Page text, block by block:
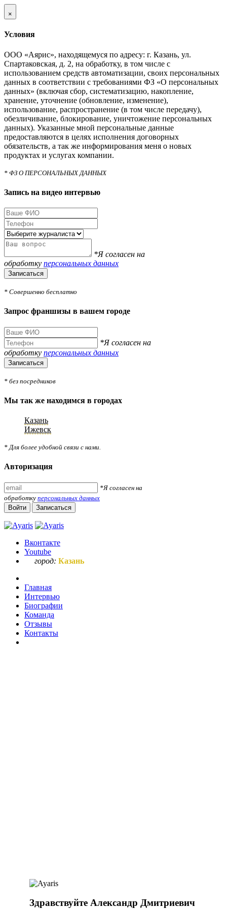
×
Условия
ООО «Аярис», находящемуся по адресу: г. Казань, ул.
Спартаковская, д. 2, на обработку, в том числе с
использованием средств автоматизации, своих персональных
данных в соответствии с требованиями ФЗ «О персональных
данных» (включая сбор, систематизацию, накопление,
хранение, уточнение (обновление, изменение),
использование, распространение (в том числе передачу),
обезличивание, блокирование, уничтожение персональных
данных). Указанные мной персональные данные
предоставляются в целях исполнения договорных
обязательств, а так же информирования меня о новых
продуктах и услугах компании.
* ФЗ О ПЕРСОНАЛЬНЫХ ДАННЫХ
Запись на видео интервью
*Я согласен на
обработку персональных данных
Записаться
* Совершенно бесплатно
Запрос франшизы в вашем городе
*Я согласен на
обработку персональных данных
Записаться
* без посредников
Мы так же находимся в городах
Казань
Ижевск
* Для более удобной связи с нами.
Авторизация
*Я согласен на
обработку персональных данных
Войти
Записаться
Вконтакте
Youtube
город: Казань
Главная
Интервью
Биографии
Команда
Отзывы
Контакты
Здравствуйте Александр Дмитриевич